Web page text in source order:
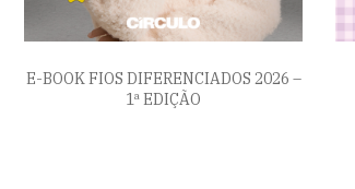
E-BOOK FIOS DIFERENCIADOS 2026 –
1ª EDIÇÃO